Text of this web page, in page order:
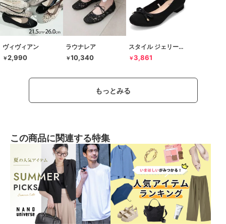
ヴィヴィアン
￥2,990
ラウナレア
￥10,340
スタイル ジェリービーンズ
￥3,861
もっとみる
この商品に関連する特集